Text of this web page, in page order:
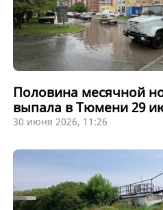
Половина месячной
выпала в Тюмени 29
30 июня 2026, 11:26